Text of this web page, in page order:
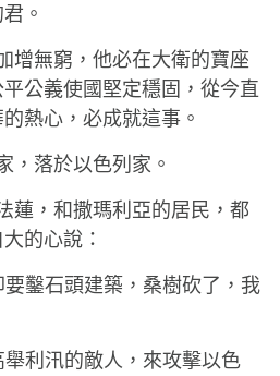
。
增無窮，他必在大衛的寶座
平公義使國堅定穩固，從今直
熱心，必成就這事。
，落於以色列家。
蓮，和撒瑪利亞的居民，都
的心說：
鑿石頭建築，桑樹砍了，我
利汛的敵人，來攻擊以色